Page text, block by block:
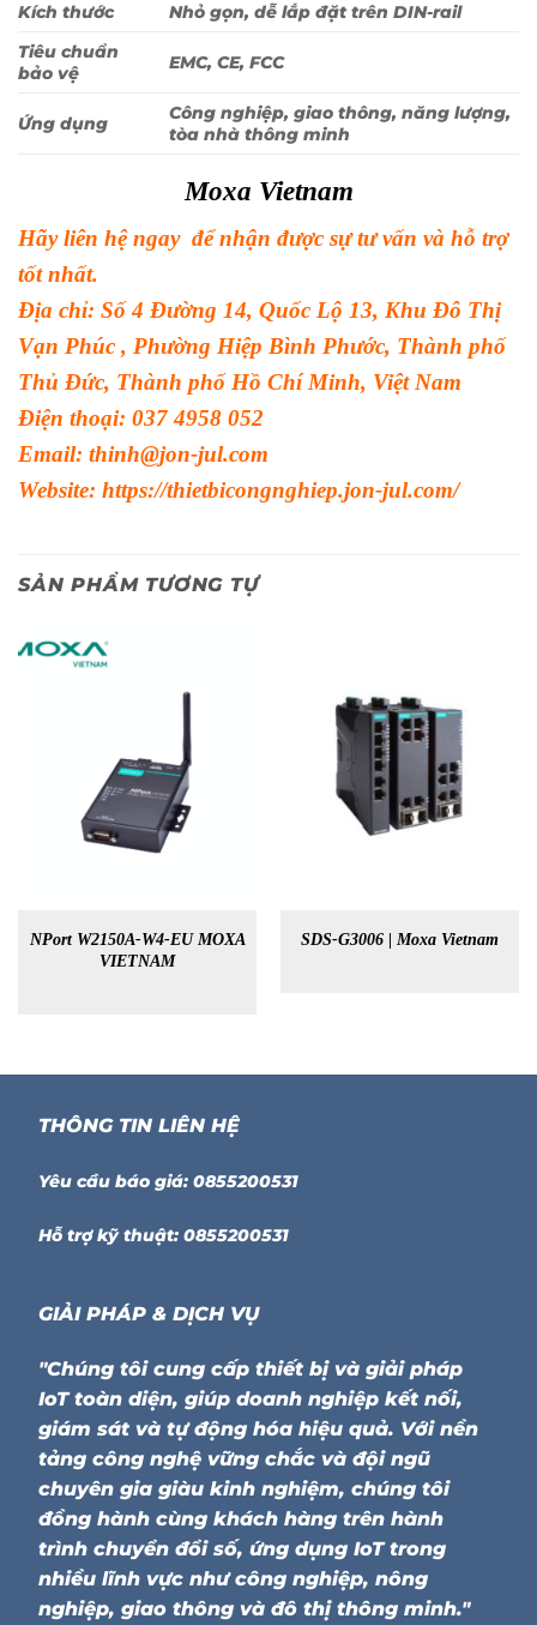
Kích thước
Nhỏ gọn, dễ lắp đặt trên DIN-rail
Tiêu chuẩn
bảo vệ
EMC, CE, FCC
Ứng dụng
Công nghiệp, giao thông, năng lượng,
tòa nhà thông minh
Moxa Vietnam
Hãy liên hệ ngay để nhận được sự tư vấn và hỗ trợ
tốt nhất.
Địa chỉ: Số 4 Đường 14, Quốc Lộ 13, Khu Đô Thị
Vạn Phúc , Phường Hiệp Bình Phước, Thành phố
Thủ Đức, Thành phố Hồ Chí Minh, Việt Nam
Điện thoại: 037 4958 052
Email: thinh@jon-jul.com
Website: https://thietbicongnghiep.jon-jul.com/
SẢN PHẨM TƯƠNG TỰ
NPort W2150A-W4-EU MOXA
VIETNAM
SDS-G3006 | Moxa Vietnam
THÔNG TIN LIÊN HỆ
Yêu cầu báo giá: 0855200531
Hỗ trợ kỹ thuật: 0855200531
GIẢI PHÁP & DỊCH VỤ
"Chúng tôi cung cấp thiết bị và giải pháp
IoT toàn diện, giúp doanh nghiệp kết nối,
giám sát và tự động hóa hiệu quả. Với nền
tảng công nghệ vững chắc và đội ngũ
chuyên gia giàu kinh nghiệm, chúng tôi
đồng hành cùng khách hàng trên hành
trình chuyển đổi số, ứng dụng IoT trong
nhiều lĩnh vực như công nghiệp, nông
nghiệp, giao thông và đô thị thông minh."